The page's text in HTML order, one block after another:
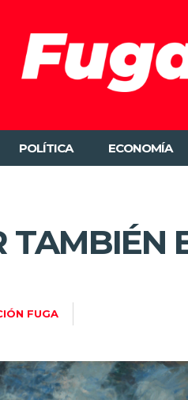
POLÍTICA ECONOMÍA
TAMBIÉN
FUGA